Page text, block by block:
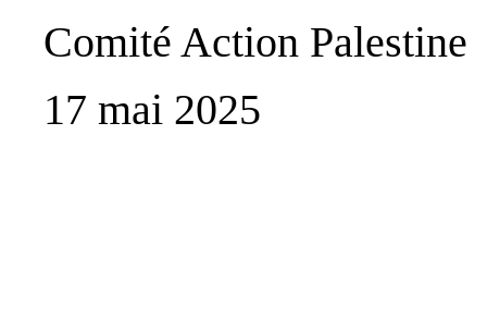
Comité Action Palestine
17 mai 2025